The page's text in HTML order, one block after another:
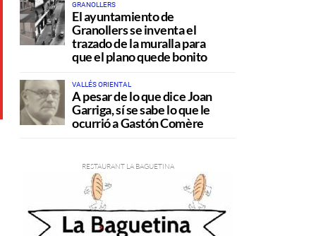
GRANOLLERS
El ayuntamiento de
Granollers se inventa el
trazado de la muralla para
que el plano quede bonito
VALLÉS ORIENTAL
A pesar de lo que dice Joan
Garriga, sí se sabe lo que le
ocurrió a Gastón Comère